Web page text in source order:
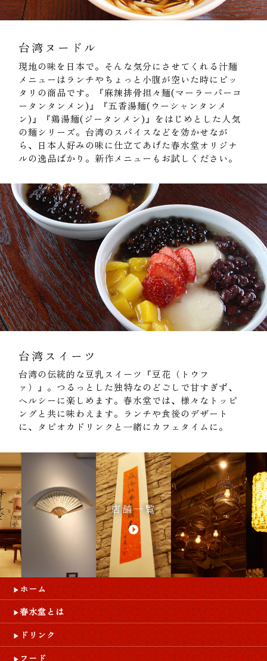
台湾ヌードル
現地の味を日本で。そんな気分にさせてくれる汁麺
メニューはランチやちょっと小腹が空いた時にピッ
タリの商品です。『麻辣排骨担々麺(マーラーパーコ
ータンタンメン)』『五香湯麺(ウーシャンタンメ
ン)』『鶏湯麺(ジータンメン)』をはじめとした人気
の麺シリーズ。台湾のスパイスなどを効かせなが
ら、日本人好みの味に仕立てあげた春水堂オリジナ
ルの逸品ばかり。新作メニューもお試しください。
台湾スイーツ
台湾の伝統的な豆乳スイーツ『豆花（トウフ
ァ）』。つるっとした独特なのどごしで甘すぎず、
ヘルシーに楽しめます。春水堂では、様々なトッピ
ングと共に味わえます。ランチや食後のデザート
に、タピオカドリンクと一緒にカフェタイムに。
店舗一覧
ホーム
春水堂とは
ドリンク
フード